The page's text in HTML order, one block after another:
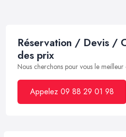
Réservation / Devis /
des prix
Nous cherchons pour vous le
Appelez 09 88 29 01 98